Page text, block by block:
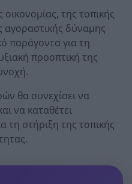
της τοπικής
αγοραστικής δύναμης
παράγοντα για τη
προοπτική της
θα συνεχίσει να
να καταθέτει
τη στήριξη της τοπικής